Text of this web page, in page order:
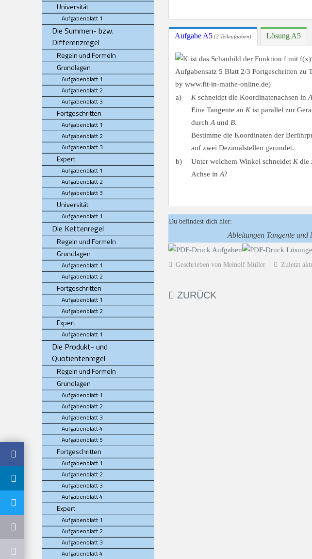
Universität
Aufgabenblatt 1
Die Summen- bzw.
Differenzregel
Regeln und Formeln
Grundlagen
Aufgabenblatt 1
Aufgabenblatt 2
Aufgabenblatt 3
Fortgeschritten
Aufgabenblatt 1
Aufgabenblatt 2
Aufgabenblatt 3
Expert
Aufgabenblatt 1
Aufgabenblatt 2
Aufgabenblatt 3
Universität
Aufgabenblatt 1
Die Kettenregel
Regeln und Formeln
Grundlagen
Aufgabenblatt 1
Aufgabenblatt 2
Fortgeschritten
Aufgabenblatt 1
Aufgabenblatt 2
Expert
Aufgabenblatt 1
Die Produkt- und
Quotientenregel
Regeln und Formeln
Grundlagen
Aufgabenblatt 1
Aufgabenblatt 2
Aufgabenblatt 3
Aufgabenblatt 4
Aufgabenblatt 5
Fortgeschritten
Aufgabenblatt 1
Aufgabenblatt 2
Aufgabenblatt 3
Aufgabenblatt 4
Expert
Aufgabenblatt 1
Aufgabenblatt 2
Aufgabenblatt 3
Aufgabenblatt 4
Aufgabe A5 (2 Teilaufgaben) Lösung A5
a) Kschneidet die Koordinatenachsen inA
Eine Tangente an Kist parallel zur
durchA und B.
Bestimme die Koordinaten der
auf zwei Dezimalstellen gerundet.
b)
Unter welchem Winkel schneidet Kdie
Achse inA?
Du befindest dich hier:
Ableitungen Tangente und
Geschrieben von Meinolf Müller Zuletzt
ZURÜCK